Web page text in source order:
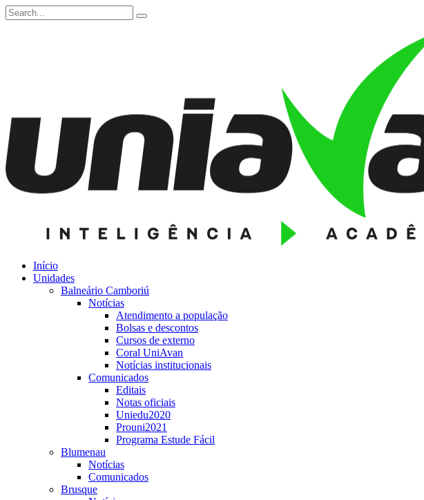
Início
Unidades
Balneário Camboriú
Notícias
Atendimento a população
Bolsas e descontos
Cursos de externo
Coral UniAvan
Notícias institucionais
Comunicados
Editais
Notas oficiais
Uniedu2020
Prouni2021
Programa Estude Fácil
Blumenau
Notícias
Comunicados
Brusque